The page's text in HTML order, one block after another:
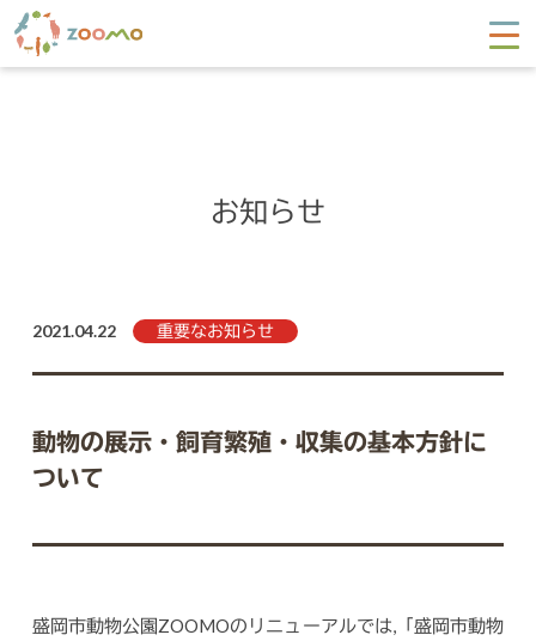
お知らせ
2021.04.22 重要なお知らせ
動物の展示・飼育繁殖・収集の基本方針に
ついて
盛岡市動物公園ZOOMOのリニューアルでは,「盛岡市動物